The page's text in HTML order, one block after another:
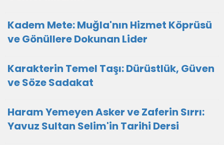
Kadem Mete: Muğla'nın Hizmet Köprüsü
ve Gönüllere Dokunan Lider
Karakterin Temel Taşı: Dürüstlük, Güven
ve Söze Sadakat
Haram Yemeyen Asker ve Zaferin Sırrı:
Yavuz Sultan Selim'in Tarihi Dersi